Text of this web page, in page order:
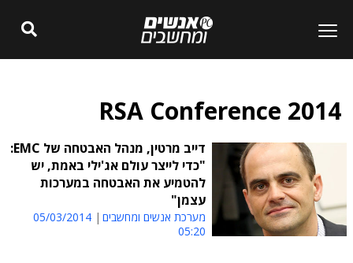
RSA Conference 2014
דייב מרטין, מנהל האבטחה של EMC:
"כדי לייצר עולם אג'ילי באמת, יש
להטמיע את האבטחה במערכות
עצמן"
מערכת אנשים ומחשבים
05/03/2014
05:20